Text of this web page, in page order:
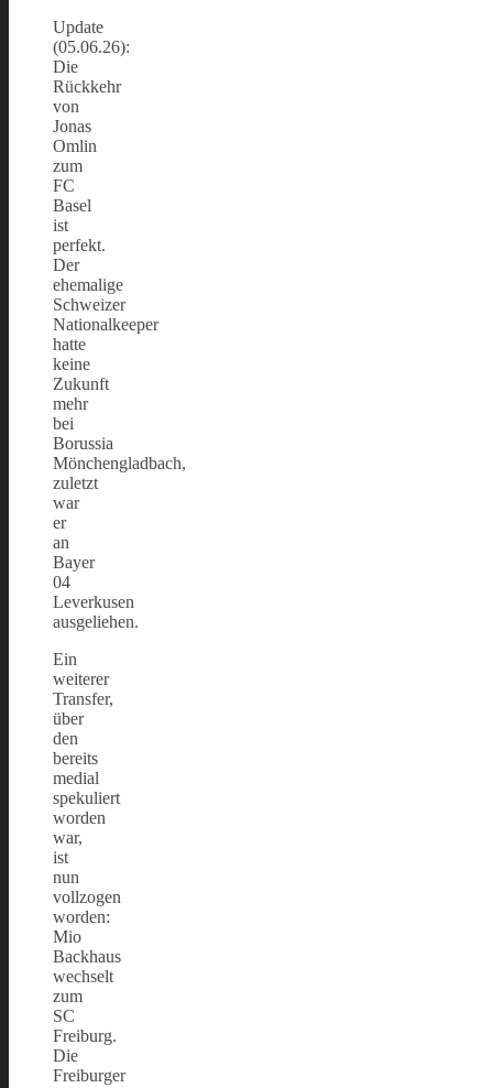
Update
(05.06.26):
Die
Rückkehr
von
Jonas
Omlin
zum
FC
Basel
ist
perfekt.
Der
ehemalige
Schweizer
Nationalkeeper
hatte
keine
Zukunft
mehr
bei
Borussia
Mönchengladbach,
zuletzt
war
er
an
Bayer
04
Leverkusen
ausgeliehen.
Ein
weiterer
Transfer,
über
den
bereits
medial
spekuliert
worden
war,
ist
nun
vollzogen
worden:
Mio
Backhaus
wechselt
zum
SC
Freiburg.
Die
Freiburger